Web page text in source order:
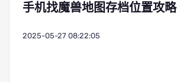
手机找魔兽地图存档位置攻略
2025-05-27 08:22:05